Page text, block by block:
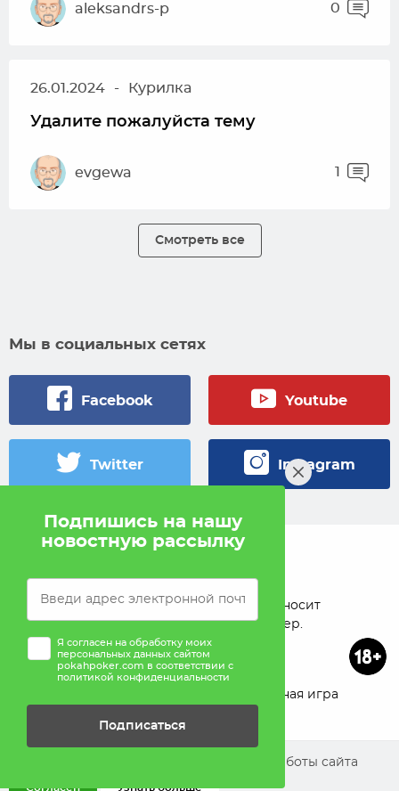
aleksandrs-p 0
26.01.2024 - Курилка
Удалите пожалуйста тему
evgewa 1
Смотреть все
Мы в социальных сетях
Facebook Youtube
Twitter Instagram
Pokah не проводит игры на деньги. Сайт носит
исключительно информационный характер.
Ответственная игра
Мы используем cookies для улучшения работы сайта
Согласен Узнать больше
Подпишись на нашу
новостную рассылку
Я согласен на обработку моих
персональных данных сайтом
pokahpoker.com в соответствии с
политикой конфиденциальности
Подписаться